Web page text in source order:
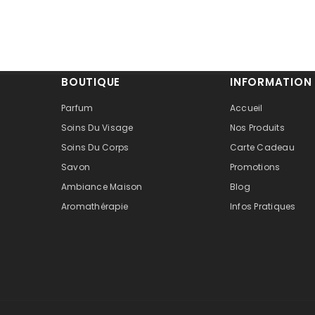
BOUTIQUE
Parfum
Soins Du Visage
Soins Du Corps
Savon
Ambiance Maison
Aromathérapie
INFORMATION
Accueil
Nos Produits
Carte Cadeau
Promotions
Blog
Infos Pratiques